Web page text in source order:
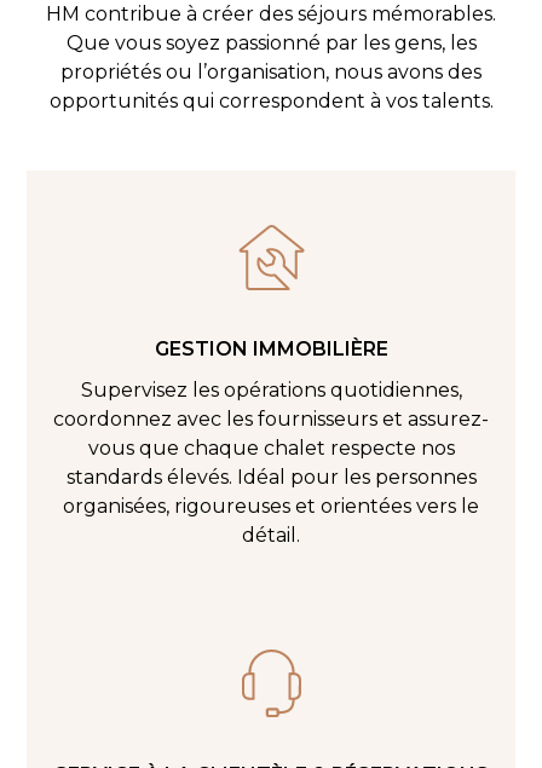
HM contribue à créer des séjours mémorables.
Que vous soyez passionné par les gens, les
propriétés ou l’organisation, nous avons des
opportunités qui correspondent à vos talents.
GESTION IMMOBILIÈRE
Supervisez les opérations quotidiennes,
coordonnez avec les fournisseurs et assurez-
vous que chaque chalet respecte nos
standards élevés. Idéal pour les personnes
organisées, rigoureuses et orientées vers le
détail.